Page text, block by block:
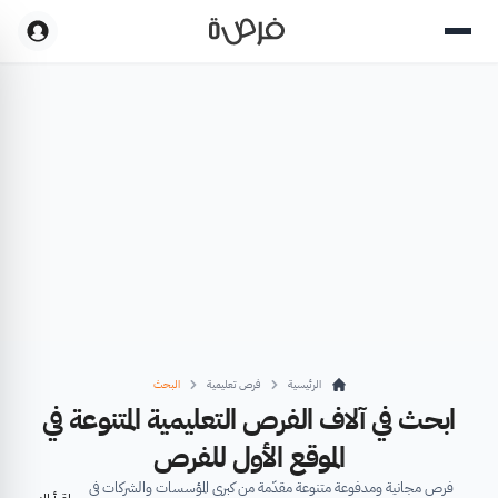
الرئيسية فرص تعليمية البحث
ابحث في آلاف الفرص التعليمية المتنوعة في
الموقع الأول للفرص
فرص مجانية ومدفوعة متنوعة مقدّمة من كبرى المؤسسات والشركات في